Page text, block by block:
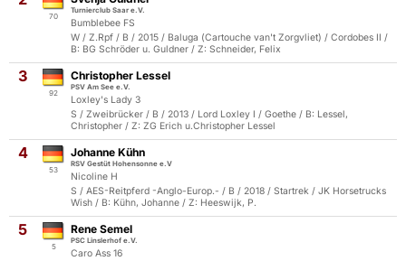
70
Turnierclub Saar e.V.
Bumblebee FS
W / Z.Rpf / B / 2015 / Baluga (Cartouche van't Zorgvliet) / Cordobes II /
B: BG Schröder u. Guldner / Z: Schneider, Felix
3
92
Christopher Lessel
PSV Am See e.V.
Loxley's Lady 3
S / Zweibrücker / B / 2013 / Lord Loxley I / Goethe / B: Lessel,
Christopher / Z: ZG Erich u.Christopher Lessel
4
53
Johanne Kühn
RSV Gestüt Hohensonne e.V
Nicoline H
S / AES-Reitpferd -Anglo-Europ.- / B / 2018 / Startrek / JK Horsetrucks
Wish / B: Kühn, Johanne / Z: Heeswijk, P.
5
5
Rene Semel
PSC Linslerhof e.V.
Caro Ass 16